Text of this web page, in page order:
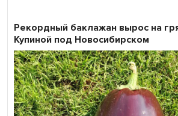
Рекордный баклажан вырос на
Купиной под Новосибирском